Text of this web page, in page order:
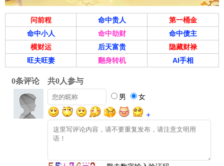
问前程 命中贵人
第一桶金
命中小人
命中劫财
命中债主
横财运
后天富贵
隐藏财禄
旺夫旺妻
翻身转机 AI手相